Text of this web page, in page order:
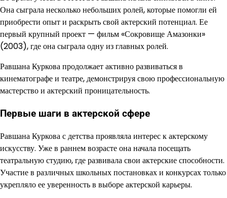
Она сыграла несколько небольших ролей, которые помогли ей
приобрести опыт и раскрыть свой актерский потенциал. Ее
первый крупный проект — фильм «Сокровище Амазонки»
(2003), где она сыграла одну из главных ролей.
Равшана Куркова продолжает активно развиваться в
кинематографе и театре, демонстрируя свою профессиональную
мастерство и актерский проницательность.
Первые шаги в актерской сфере
Равшана Куркова с детства проявляла интерес к актерскому
искусству. Уже в раннем возрасте она начала посещать
театральную студию, где развивала свои актерские способности.
Участие в различных школьных постановках и конкурсах только
укрепляло ее уверенность в выборе актерской карьеры.